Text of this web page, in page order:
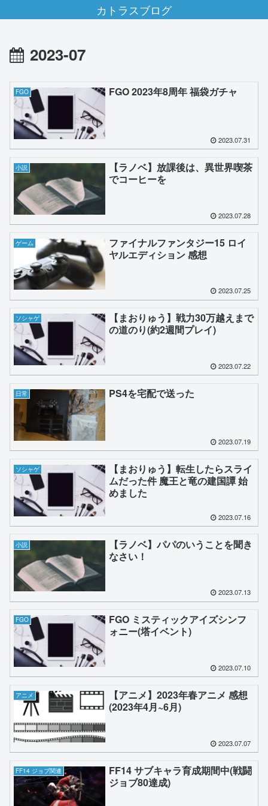
カトラスブログ
2023-07
FGO FGO 2023年8周年 福袋ガチャ
2023.07.31
小説
【ラノベ】放課後は、異世界喫茶
でコーヒーを
2023.07.28
ゲーム
ファイナルファンタジー15 ロイ
ヤルエディション 感想
2023.07.25
ソシャゲ
【まおりゅう】戦力30万越えまで
の道のり(約2週間プレイ)
2023.07.22
日常 PS4を宅配で送った
2023.07.19
ソシャゲ
【まおりゅう】転生したらスライ
ムだった件 魔王と竜の建国譚 始
めました
2023.07.16
小説
【ラノベ】パパのいうことを聞き
なさい！
2023.07.13
FGO
FGO ミスティックアイズシンフ
ォニー(塔イベント)
2023.07.10
アニメ
【アニメ】2023年春アニメ 感想
(2023年4月~6月)
2023.07.07
FF14 ジョブ関連
FF14 サブキャラ育成期間中(戦闘
ジョブ80達成)